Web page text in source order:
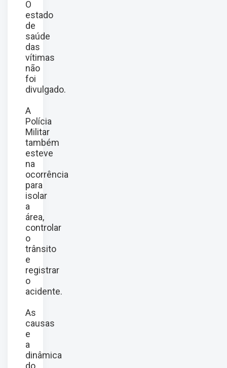
O
estado
de
saúde
das
vítimas
não
foi
divulgado.
A
Polícia
Militar
também
esteve
na
ocorrência
para
isolar
a
área,
controlar
o
trânsito
e
registrar
o
acidente.
As
causas
e
a
dinâmica
do